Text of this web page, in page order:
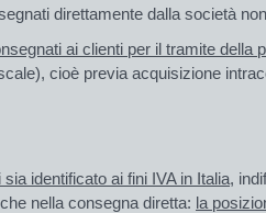
direttamente dalla società
ai clienti per il tramite della
cioè previa acquisizione
identificato ai fini IVA in Italia,
nella consegna diretta: la